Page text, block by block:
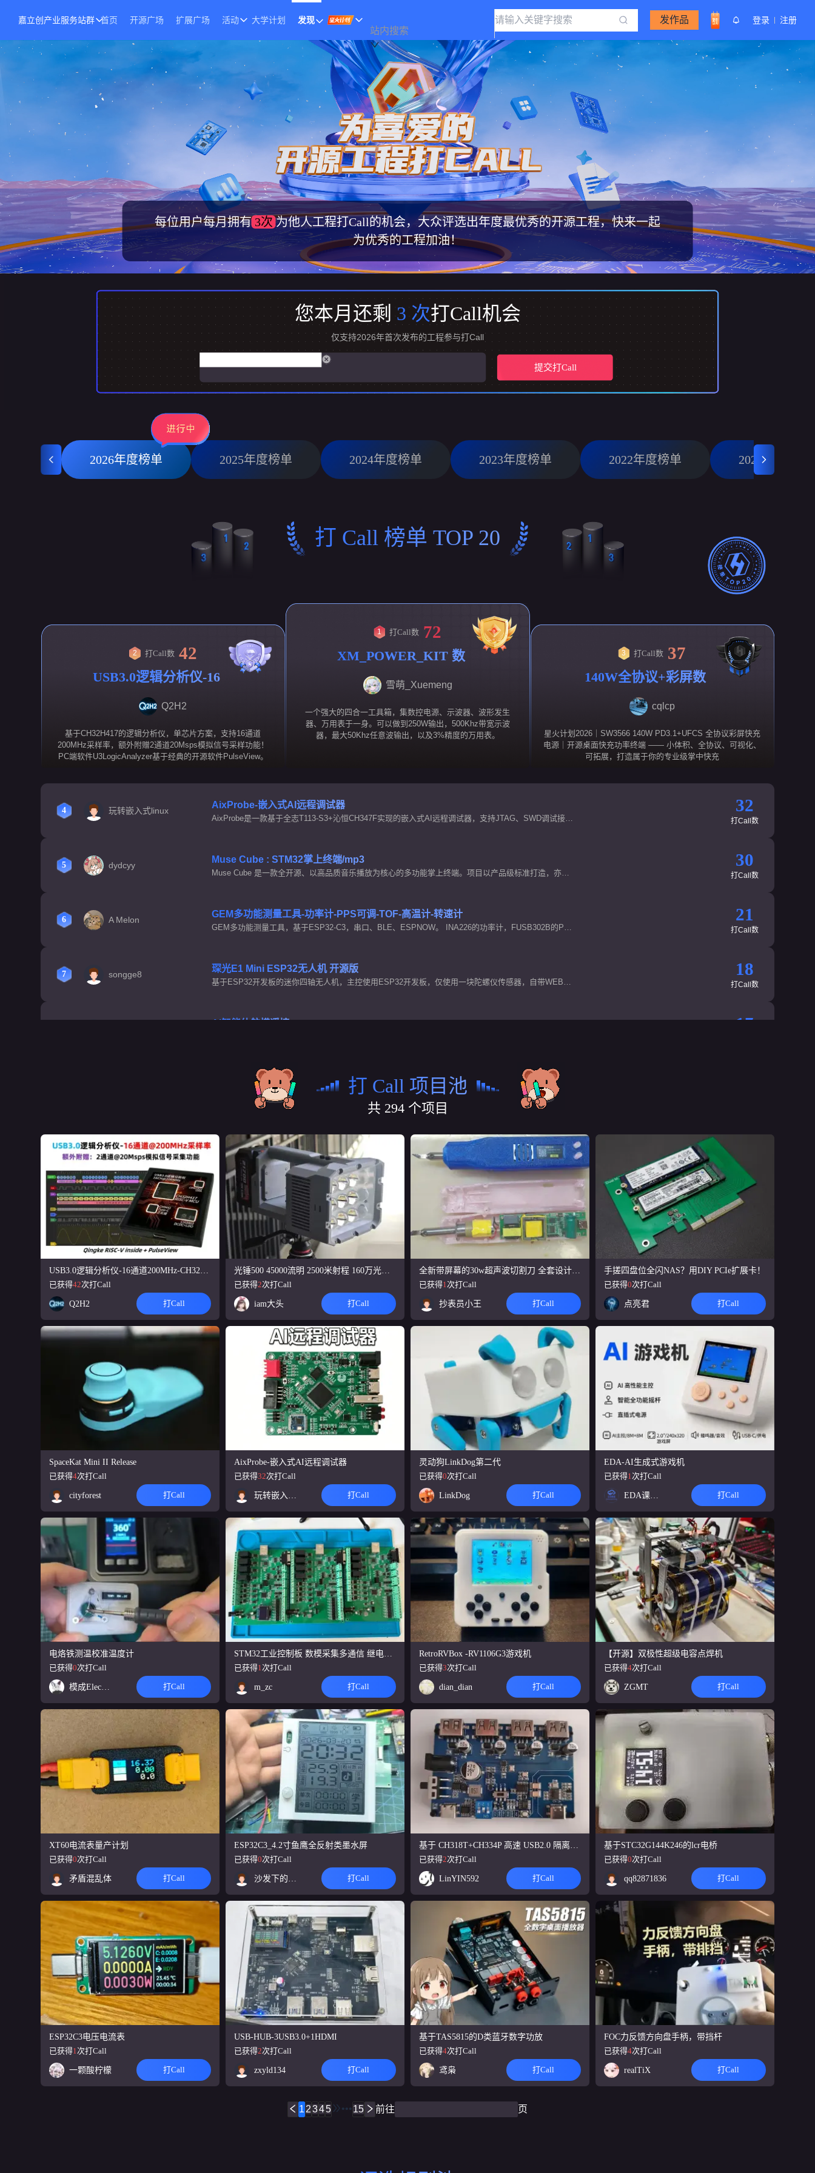
嘉立创产业服务站群 首页 开源广场 扩展广场 活动 大学计划 发现
站内搜索
发作品 登录 注册
每位用户每月拥有 3次 为他人工程打Call的机会，大众评选出年度最优秀的开源工程，快来一起
为优秀的工程加油！
您本月还剩 3 次打Call机会
仅支持2026年首次发布的工程参与打Call
提交打Call
2026年度榜单 2025年度榜单 2024年度榜单 2023年度榜单 2022年度榜单 2021年度榜单
打 Call 榜单 TOP 20
2 打Call数 42
USB3.0逻辑分析仪-16通
Q2H2
基于CH32H417的逻辑分析仪，单芯片方案，支持16通道
200MHz采样率，额外附赠2通道20Msps模拟信号采样功能！
PC端软件U3LogicAnalyzer基于经典的开源软件PulseView。
1 打Call数 72
XM_POWER_KIT 数控
号源四合一
雪萌_Xuemeng
一个强大的四合一工具箱，集数控电源、示波器、波形发生
器、万用表于一身。可以做到250W输出，500Khz带宽示波
器，最大50Khz任意波输出，以及3%精度的万用表。
3 打Call数 37
140W全协议+彩屏数显
充，美翻了！
cqlcp
星火计划2026｜SW3566 140W PD3.1+UFCS 全协议彩屏快充
电源｜开源桌面快充功率终端 —— 小体积、全协议、可视化、
可拓展，打造属于你的专业级掌中快充
4 玩转嵌入式linux
AixProbe-嵌入式AI远程调试器
AixProbe是一款基于全志T113-S3+沁恒CH347F实现的嵌入式AI远程调试器，支持JTAG、SWD调试接
32
打Call数
5 dydcyy
Muse Cube : STM32掌上终端/mp3
Muse Cube 是一款全开源、以高品质音乐播放为核心的多功能掌上终端。项目以产品级标准打造，亦可
30
打Call数
6 A Melon
GEM多功能测量工具-功率计-PPS可调-TOF-高温计-转速计
GEM多功能测量工具，基于ESP32-C3，串口、BLE、ESPNOW。 INA226的功率计，FUSB302B的PPS
21
打Call数
7 songge8
琛光E1 Mini ESP32无人机 开源版
基于ESP32开发板的迷你四轴无人机，主控使用ESP32开发板，仅使用一块陀螺仪传感器，自带WEB遥
18
打Call数
AI智能体航模遥控 17
PowerPico：便携uA级电流功耗计，可调PD诱骗电源！
这是一个μA级电流检测，满足低功耗设备开发与测试需求的便携USB电流计与功耗计。同时他支持标准P
D/PPS快充协议诱骗，充当可调电源！有优雅上位机，支持一键升级和数据分析！
【立创开发板】追问•具身AI六轴机械臂
基于3D结构设计的摆线针轮减速器配合步进电机的六轴机械臂，具有“全栈集成”和“多模态交互”核心优
势，可作为多才多艺的、能与人自然沟通和协作的具身智能“伙伴”——桌面AI助手机械臂。
16
11 阿慕希
Moji 2.0 小智AI桌面机器人 5G Wi-Fi 长续航
Moji 2.0桌面AI机器人，采用ESP32-C5主控和1.5寸视网膜屏。插接式屏幕免焊接，支持自定义表情。具
备双频Wi-Fi 6，提供流畅智能的桌面AI体验。
16
打Call数
12 reform_a
基于stm32全向轮步兵机器人
以实现robomaster全向轮步兵基础功能 1.云台跟随功能以及小陀螺 2.四摩擦轮发射机构以及发射灯效 3.
装甲板击打灯效和击打检测 4.该版本为遥控器控制 可上位机接入遥控器电脑端控制(待开发)
13 蓝星多面体
AirLink（无线！USB HUB）
本USB HUB有无线、有线两种模式。 无线模式：可以把USB设备无线化与电脑连接，例如U盘，鼠标键
盘等。 有线模式：支持USB转HDMI、以太网、3.5mm耳机口，支持PD反向充电，带有触摸屏...
14
打Call数
#第11届立创电赛#十元微安表(低功耗分析仪)
基于 CH32V003J4M6 与 INA226，双档自动量程，0.1μA 分辨率， 3.3V–36V， 7kHz+，1.5Mbps上位
机，多工具脚本开源。
10
打Call数
饺子电子工作室
一款基于四线测量法原理设计的便携式电池内阻测试仪，以单节锂电池作为供电电源，采用USB-C接口充
电，可以用于测量电池的交流内阻和电压。
10
打Call数
16 立创开发板
立创·泰山派3M（RK3576)开发板
全开源旗舰卡片电脑，搭载RK3576，三屏异显（HDMI/DP/MIPI），21个接口（千兆以太网、WIFI5&BT
5、USB*4、CSI*3和PCI等），适配Android、Linux，可部署龙虾
17 chaeng
ESP32-S3游戏掌机（星火2026）
本项目是一款基于 ESP32-S3 的复古游戏掌机，融合了单片机开发、LCD显示驱动、音频播放、按键交
互以及SD卡存储等功能，实现一个可运行经典模拟器游戏的便携式设备。
9
打Call数
18 mercaplink
白银明日方舟电子通行证-你的开源舟学播放器与开发平台
这是一款为《明日方舟》玩家与开发者打造的独特设备。基于F1C200s方案，深度定制了舟学主题外观，
既是角色的专属播放器，也是一块接口齐全的Linux开发板。
9
打Call数
19 螺旋之域
基于ESP32的智能水枪
本项目是一款基于ESP32-C3的DIY智能水枪。还原游戏中的屏幕显示、烟雾和射击效果。另外加入了水
泵、激光器、音效系统，并开发了完整的UI设置界面。
打Call数
20 想吃巧乐兹
【开源】DIY内置300W全协议手机电脑桌面超级充电站
此充电站从PCB到外壳全系列开源产品 内置300W ACDC适配器 支持4路同时输出，每路支持高精度电压
电流采样。支持温度显示，电压电流功率显示，Ah,Wh统计，NTC控温等
8
打 Call 项目池
共 294个项目
USB3.0逻辑分析仪-16通道200MHz-CH32H417版
已获得42次打Call
Q2H2 打Call
光锤500 45000流明 2500米射程 160万光强 手电筒
已获得2次打Call
iam大头 打Call
全新带屏幕的30w超声波切割刀 全套设计资料
已获得1次打Call
抄表员小王 打Call
手搓四盘位全闪NAS？用DIY PCIe扩展卡！
已获得0次打Call
点亮君 打Call
SpaceKat Mini II Release
已获得4次打Call
cityforest 打Call
AixProbe-嵌入式AI远程调试器
已获得32次打Call
打Call
灵动狗LinkDog第二代
已获得0次打Call
LinkDog 打Call
EDA-AI生成式游戏机
已获得1次打Call
EDA课程案例团队 打Call
电烙铁测温校准温度计
已获得0次打Call
打Call
STM32工业控制板 数模采集多通信 继电器晶体管输出
已获得1次打Call
m_zc 打Call
RetroRVBox -RV1106G3游戏机
已获得3次打Call
dian_dian 打Call
【开源】双极性超级电容点焊机
已获得4次打Call
ZGMT 打Call
XT60电流表量产计划
已获得0次打Call
矛盾混乱体 打Call
ESP32C3_4.2寸鱼鹰全反射类墨水屏
已获得0次打Call
打Call
基于 CH318T+CH334P 高速 USB2.0 隔离拓展坞
已获得2次打Call
LinYIN592 打Call
基于STC32G144K246的lcr电桥
已获得0次打Call
qq82871836 打Call
ESP32C3电压电流表
已获得1次打Call
一颗酸柠檬 打Call
USB-HUB-3USB3.0+1HDMI
已获得2次打Call
zxyld134 打Call
基于TAS5815的D类蓝牙数字功放
已获得4次打Call
鸢枭 打Call
FOC力反馈方向盘手柄，带挡杆
已获得4次打Call
realTiX 打Call
12345 •••15 前往 页